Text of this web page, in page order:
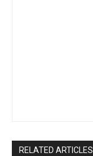
RELATED ARTICLES